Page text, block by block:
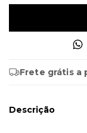
Frete grátis a
Descrição